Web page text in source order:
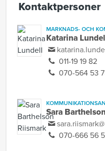
Kontaktpersoner
MARKNADS- OCH
Katarina
011-19 19 82
070-564 53
Sara
070-666 56